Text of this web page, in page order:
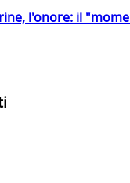
l'onore: il